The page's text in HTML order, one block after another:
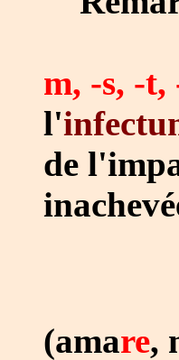
1 -
m, -s, -t,
l'
de
(amare,